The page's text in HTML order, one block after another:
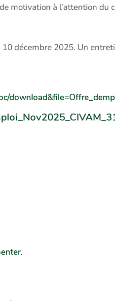
motivation à l’attention
décembre 2025. Un